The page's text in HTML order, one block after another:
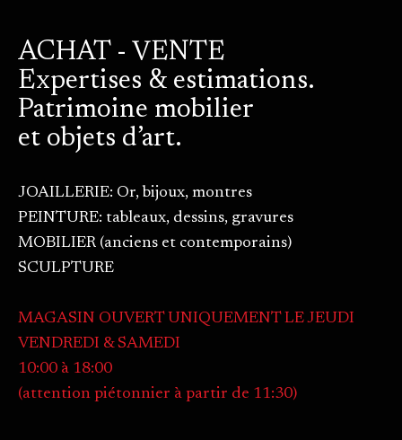
ACHAT - VENTE
Expertises & estimations.
Patrimoine mobilier
et objets d’art.
JOAILLERIE: Or, bijoux, montres
PEINTURE: tableaux, dessins, gravures
MOBILIER (anciens et contemporains)
SCULPTURE
MAGASIN OUVERT UNIQUEMENT LE JEUDI
VENDREDI & SAMEDI
10:00 à 18:00
(attention piétonnier à partir de 11:30)